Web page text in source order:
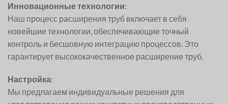
Инновационные технологии:
Наш процесс расширения труб включает в себя
новейшие технологии, обеспечивающие точный
контроль и бесшовную интеграцию процессов. Это
гарантирует высококачественное расширение труб.
Настройка:
Мы предлагаем индивидуальные решения для